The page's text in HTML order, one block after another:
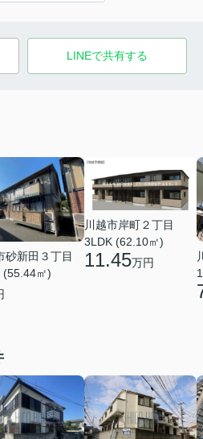
LINEで共有する
砂新田３丁目
(55.44㎡)
川越市岸町２丁目
3LDK (62.10㎡)
11.45万円